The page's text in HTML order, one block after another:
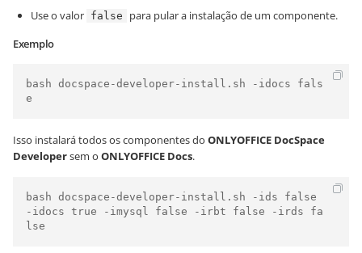
Use o valor false
para pular a instalação de um componente.
Exemplo
bash docspace-developer-install.sh -idocs fals
e
Isso instalará todos os componentes do ONLYOFFICE DocSpace
Developersem o ONLYOFFICE Docs.
bash docspace-developer-install.sh -ids false
-idocs true -imysql false -irbt false -irds fa
lse